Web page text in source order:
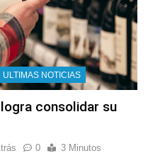
en segundos
No Mienten»
seguridad por la protesta
de 10 provincias bajo
foco en los desalojos
ULTIMAS NOTICIAS
consolidar su
0 3 Minutos